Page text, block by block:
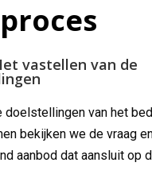
vastellen van de
doelstellingen van het
bekijken we de vraag
aanbod dat aansluit op